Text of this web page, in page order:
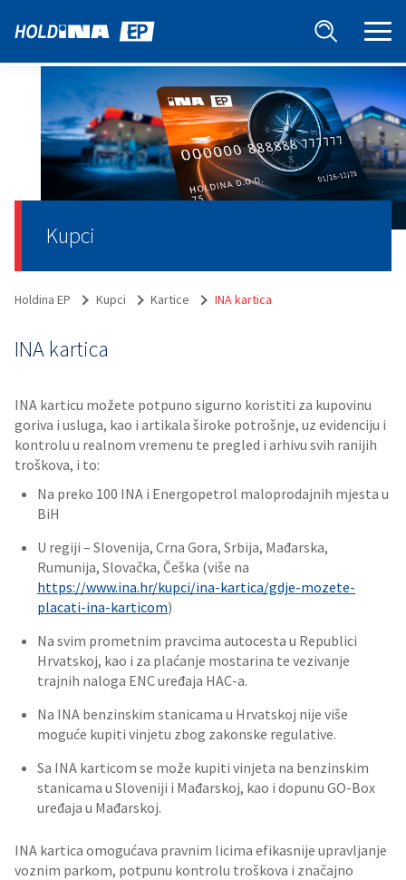
Kupci
Holdina EP Kupci Kartice INA kartica
INA kartica
INA karticu možete potpuno sigurno koristiti za kupovinu
goriva i usluga, kao i artikala široke potrošnje, uz evidenciju i
kontrolu u realnom vremenu te pregled i arhivu svih ranijih
troškova, i to:
Na preko 100 INA i Energopetrol maloprodajnih mjesta u
BiH
U regiji – Slovenija, Crna Gora, Srbija, Mađarska,
Rumunija, Slovačka, Češka (više na
https://www.ina.hr/kupci/ina-kartica/gdje-mozete-
placati-ina-karticom)
Na svim prometnim pravcima autocesta u Republici
Hrvatskoj, kao i za plaćanje mostarina te vezivanje
trajnih naloga ENC uređaja HAC-a.
Na INA benzinskim stanicama u Hrvatskoj nije više
moguće kupiti vinjetu zbog zakonske regulative.
Sa INA karticom se može kupiti vinjeta na benzinskim
stanicama u Sloveniji i Mađarskoj, kao i dopunu GO-Box
uređaja u Mađarskoj.
INA kartica omogućava pravnim licima efikasnije upravljanje
voznim parkom, potpunu kontrolu troškova i značajno